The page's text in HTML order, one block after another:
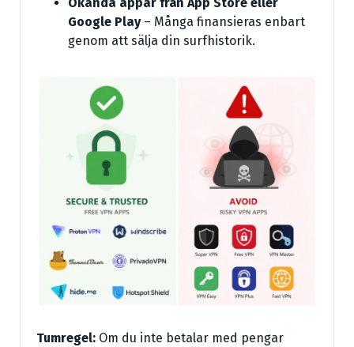
Google Play– Många finansieras enbart
genom att sälja din surfhistorik.
Tumregel: Om du inte betalar med pengar